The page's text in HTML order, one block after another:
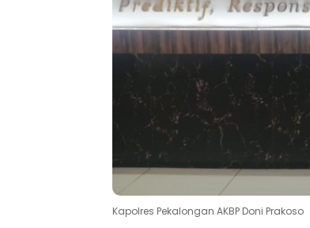
Kapolres Pekalongan AKBP Doni Prakoso